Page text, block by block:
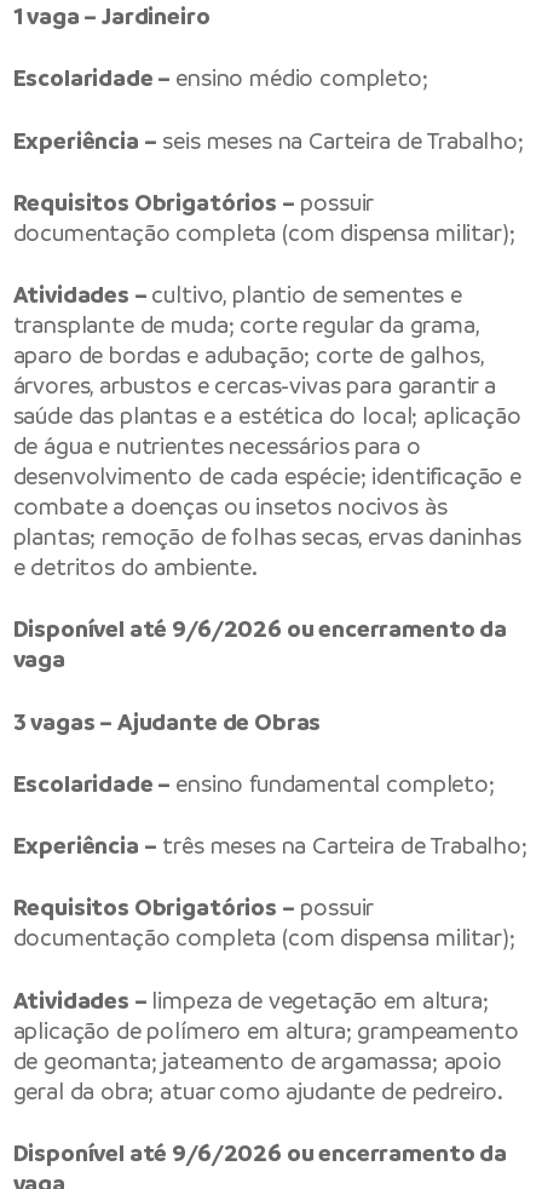
1 vaga – Jardineiro
Escolaridade – ensino médio completo;
Experiência – seis meses na Carteira de Trabalho;
Requisitos Obrigatórios – possuir
documentação completa (com dispensa militar);
Atividades – cultivo, plantio de sementes e
transplante de muda; corte regular da grama,
aparo de bordas e adubação; corte de galhos,
árvores, arbustos e cercas-vivas para garantir a
saúde das plantas e a estética do local; aplicação
de água e nutrientes necessários para o
desenvolvimento de cada espécie; identificação e
combate a doenças ou insetos nocivos às
plantas; remoção de folhas secas, ervas daninhas
e detritos do ambiente.
Disponível até 9/6/2026 ou encerramento da
vaga
3 vagas – Ajudante de Obras
Escolaridade – ensino fundamental completo;
Experiência – três meses na Carteira de Trabalho;
Requisitos Obrigatórios – possuir
documentação completa (com dispensa militar);
Atividades – limpeza de vegetação em altura;
aplicação de polímero em altura; grampeamento
de geomanta; jateamento de argamassa; apoio
geral da obra; atuar como ajudante de pedreiro.
Disponível até 9/6/2026 ou encerramento da